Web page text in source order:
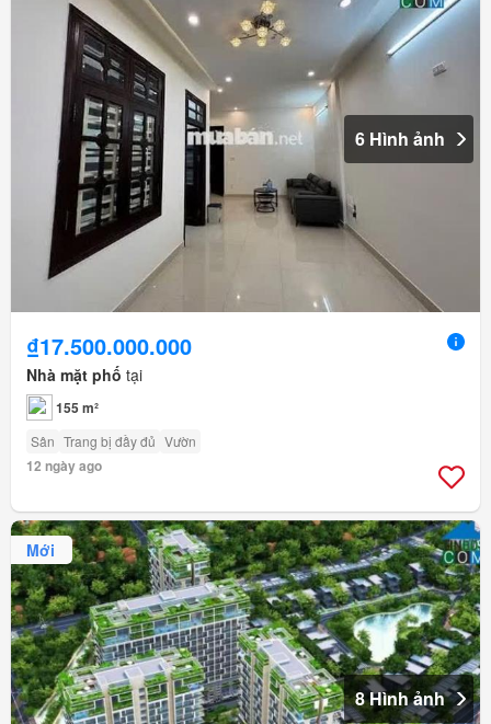
6 Hình ảnh
₫17.500.000.000
Nhà mặt phố tại
155 m²
Sân Trang bị đầy đủ Vườn
12 ngày ago
Mới
8 Hình ảnh